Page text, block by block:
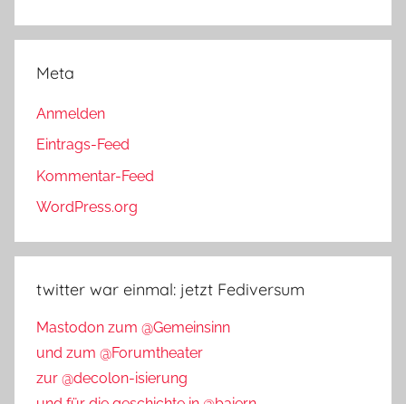
Meta
Anmelden
Eintrags-Feed
Kommentar-Feed
WordPress.org
twitter war einmal: jetzt Fediversum
Mastodon zum @Gemeinsinn
und zum @Forumtheater
zur @decolon-isierung